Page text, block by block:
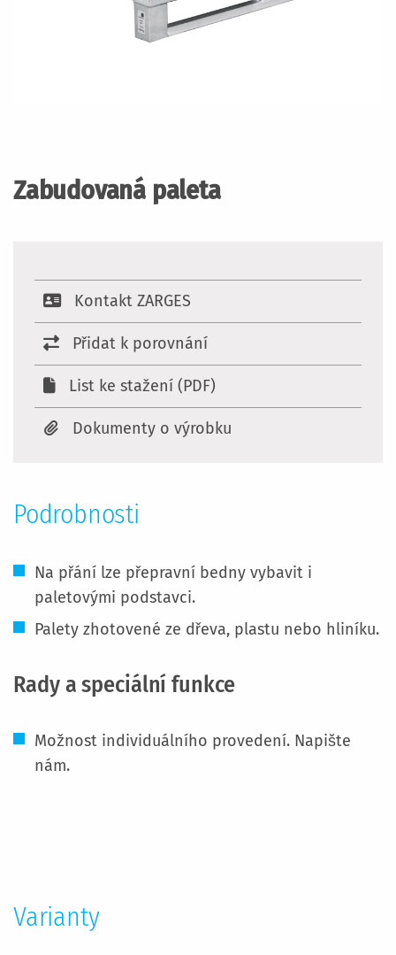
Zabudovaná paleta
Kontakt ZARGES
Přidat k porovnání
List ke stažení (PDF)
Dokumenty o výrobku
galerie
Podrobnosti
Na přání lze přepravní bedny vybavit i
paletovými podstavci.
Palety zhotovené ze dřeva, plastu nebo hliníku.
Rady a speciální funkce
Možnost individuálního provedení. Napište
nám.
Varianty